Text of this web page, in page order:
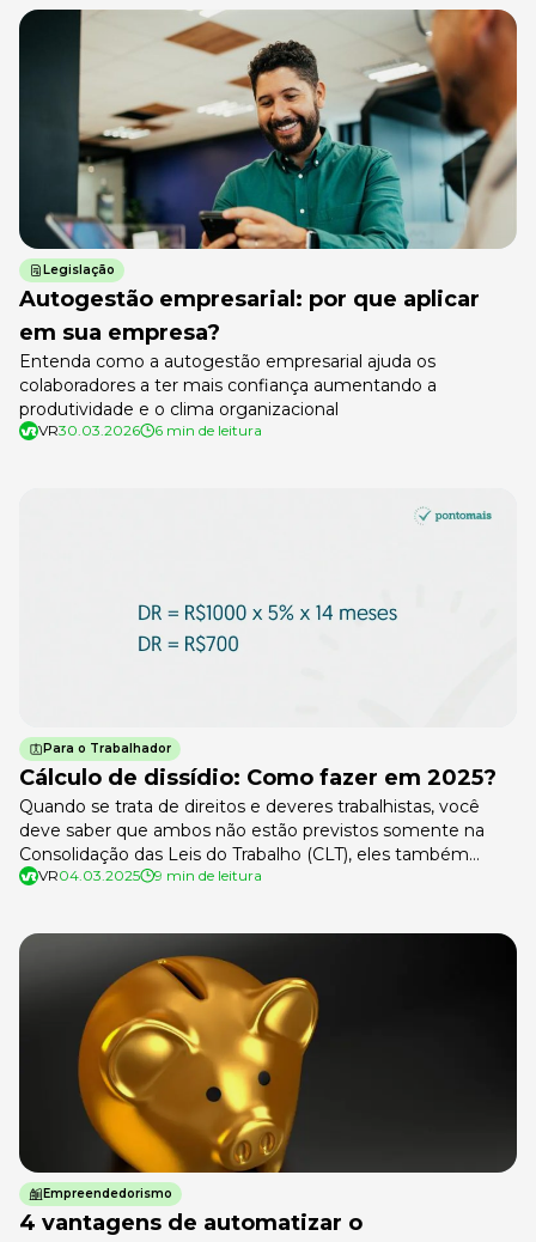
Legislação
Autogestão empresarial: por que aplicar
em sua empresa?
Entenda como a autogestão empresarial ajuda os
colaboradores a ter mais confiança aumentando a
produtividade e o clima organizacional
VR30.03.2026 6 min de leitura
Para o Trabalhador
Cálculo de dissídio: Como fazer em 2025?
Quando se trata de direitos e deveres trabalhistas, você
deve saber que ambos não estão previstos somente na
Consolidação das Leis do Trabalho (CLT), eles também
podem ser determinados por convenções coletivas e
estar previsto nestes instrumentos. Anualmente, […]
VR04.03.2025 9 min de leitura
Empreendedorismo
4 vantagens de automatizar o